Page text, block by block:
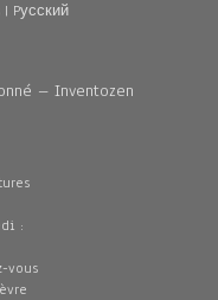
| Pусский
– Inventozen
:
vous